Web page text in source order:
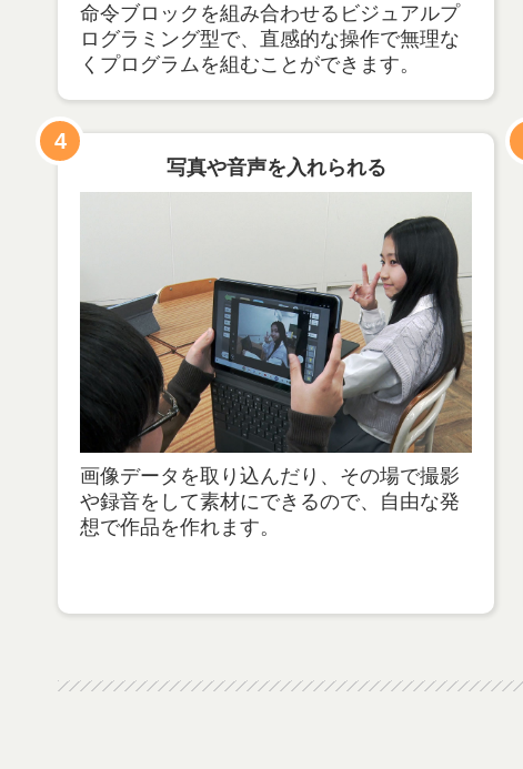
命令ブロックを組み合わせるビジュアルプ
ログラミング型で、直感的な操作で無理な
くプログラムを組むことができます。
4
写真や音声を入れられる
画像データを取り込んだり、その場で撮影
や録音をして素材にできるので、自由な発
想で作品を作れます。